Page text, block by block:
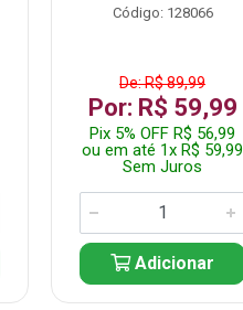
Código: 128066
De: R$ 89,99
Por: R$ 59,99
Pix 5% OFF R$ 56,99
ou em até 1x R$ 59,99
Sem Juros
Adicionar